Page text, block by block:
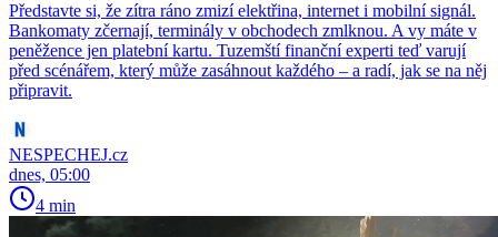
Představte si, že zítra ráno zmizí elektřina, internet i mobilní signál.
Bankomaty zčernají, terminály v obchodech zmlknou. A vy máte v
peněžence jen platební kartu. Tuzemští finanční experti teď varují
před scénářem, který může zasáhnout každého – a radí, jak se na něj
připravit.
NESPECHEJ.cz
dnes, 05:00
4 min